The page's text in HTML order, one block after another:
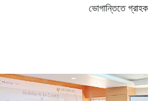
ভোগান্তিতে গ্রাহক